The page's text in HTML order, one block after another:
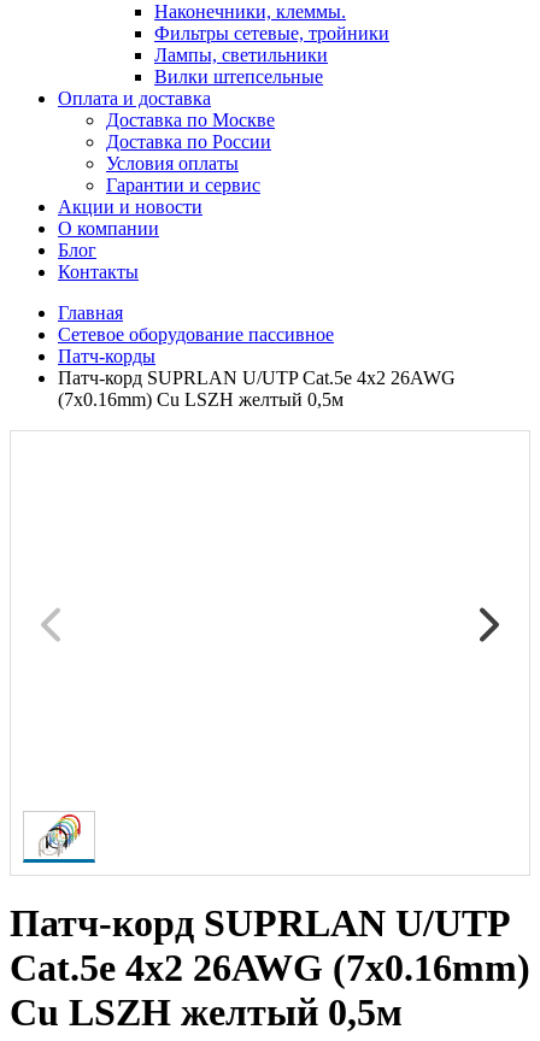
Наконечники, клеммы.
Фильтры сетевые, тройники
Лампы, светильники
Вилки штепсельные
Оплата и доставка
Доставка по Москве
Доставка по России
Условия оплаты
Гарантии и сервис
Акции и новости
О компании
Блог
Контакты
Главная
Сетевое оборудование пассивное
Патч-корды
Патч-корд SUPRLAN U/UTP Cat.5e 4x2 26AWG
(7x0.16mm) Cu LSZH желтый 0,5м
Патч-корд SUPRLAN U/UTP
Cat.5e 4x2 26AWG (7x0.16mm)
Cu LSZH желтый 0,5м